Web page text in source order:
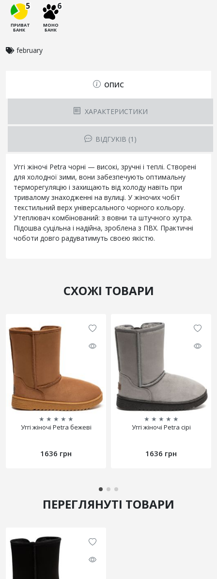
5
ПРИВАТ
БАНК
6
МОНО
БАНК
february
ОПИС
ХАРАКТЕРИСТИКИ
ВІДГУКІВ (1)
Уггі жіночі Petra чорні — високі, зручні і теплі. Створені
для холодної зими, вони забезпечують оптимальну
терморегуляцію і захищають від холоду навіть при
тривалому знаходженні на вулиці. У жіночих чобіт
текстильний верх універсального чорного кольору.
Утеплювач комбінований: з вовни та штучного хутра.
Підошва суцільна і надійна, зроблена з ПВХ. Практичні
чоботи довго радуватимуть своєю якістю.
СХОЖІ ТОВАРИ
★ ★ ★ ★ ★
Уггі жіночі Petra бежеві
1636 грн
★ ★ ★ ★ ★
Уггі жіночі Petra сірі
1636 грн
ПЕРЕГЛЯНУТІ ТОВАРИ